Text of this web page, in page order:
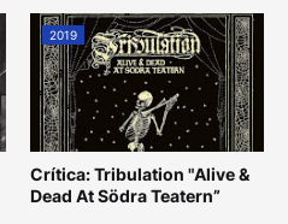
2019
Crítica: Tribulation "Alive &
Dead At Södra Teatern”